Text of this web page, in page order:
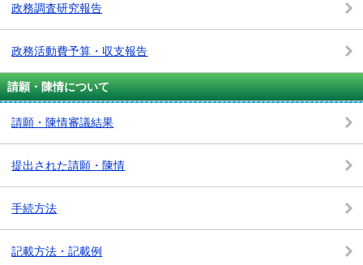
政務調査研究報告
政務活動費予算・収支報告
請願・陳情について
請願・陳情審議結果
提出された請願・陳情
手続方法
記載方法・記載例